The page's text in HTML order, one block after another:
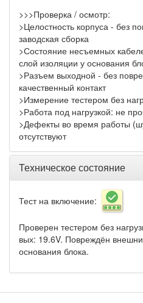
>>>Проверка / осмотр:
>Целостность корпуса - без
заводская сборка
>Состояние несъемных
слой изоляции у основания
>Разъем выходной - без
качественный контакт
>Измерение тестером без
>Работа под нагрузкой: не
>Дефекты во время работы
отсутствуют
Техническое состояние
Тест на включение:
Проверен тестером без
вых: 19.6V. Повреждён
основания блока.